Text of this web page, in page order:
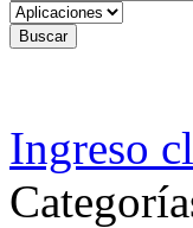
Ingreso